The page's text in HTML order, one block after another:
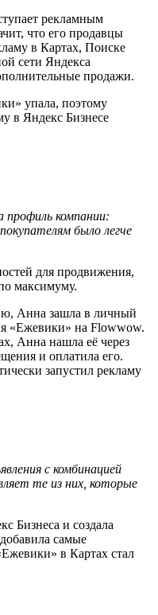
рекламным
что его продавцы
в Картах, Поиске
сети Яндекса
продажи.
упала, поэтому
в Яндекс Бизнесе
профиль компании:
было легче
для продвижения,
максимуму.
Анна зашла в личный
«Ежевики» на Flowwow.
Анна нашла её через
и оплатила его.
запустил рекламу
с комбинацией
те из них, которые
Бизнеса и создала
самые
в Картах стал